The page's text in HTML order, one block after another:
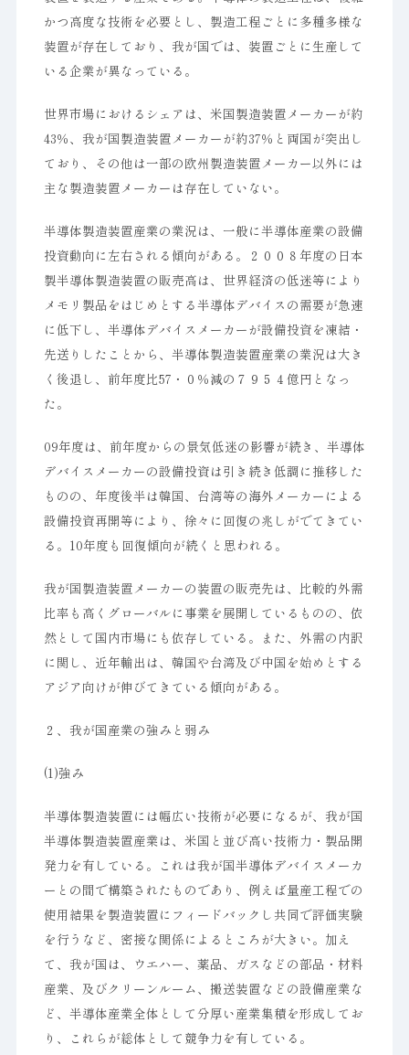
かつ高度な技術を必要とし、製造工程ごとに多種多様な
装置が存在しており、我が国では、装置ごとに生産して
いる企業が異なっている。
世界市場におけるシェアは、米国製造装置メーカーが約
43％、我が国製造装置メーカーが約37％と両国が突出し
ており、その他は一部の欧州製造装置メーカー以外には
主な製造装置メーカーは存在していない。
半導体製造装置産業の業況は、一般に半導体産業の設備
投資動向に左右される傾向がある。２００８年度の日本
製半導体製造装置の販売高は、世界経済の低迷等により
メモリ製品をはじめとする半導体デバイスの需要が急速
に低下し、半導体デバイスメーカーが設備投資を凍結・
先送りしたことから、半導体製造装置産業の業況は大き
く後退し、前年度比57・０％減の７９５４億円となっ
た。
09年度は、前年度からの景気低迷の影響が続き、半導体
デバイスメーカーの設備投資は引き続き低調に推移した
ものの、年度後半は韓国、台湾等の海外メーカーによる
設備投資再開等により、徐々に回復の兆しがでてきてい
る。10年度も回復傾向が続くと思われる。
我が国製造装置メーカーの装置の販売先は、比較的外需
比率も高くグローバルに事業を展開しているものの、依
然として国内市場にも依存している。また、外需の内訳
に関し、近年輸出は、韓国や台湾及び中国を始めとする
アジア向けが伸びてきている傾向がある。
２、我が国産業の強みと弱み
(1)強み
半導体製造装置には幅広い技術が必要になるが、我が国
半導体製造装置産業は、米国と並び高い技術力・製品開
発力を有している。これは我が国半導体デバイスメーカ
ーとの間で構築されたものであり、例えば量産工程での
使用結果を製造装置にフィードバックし共同で評価実験
を行うなど、密接な関係によるところが大きい。加え
て、我が国は、ウエハー、薬品、ガスなどの部品・材料
産業、及びクリーンルーム、搬送装置などの設備産業な
ど、半導体産業全体として分厚い産業集積を形成してお
り、これらが総体として競争力を有している。